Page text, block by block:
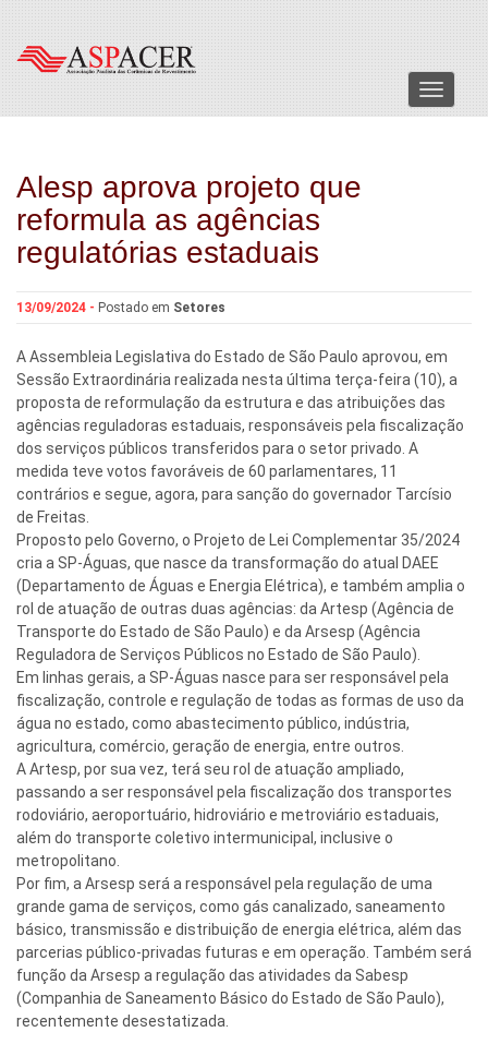
Menu
Alesp aprova projeto que
reformula as agências
regulatórias estaduais
13/09/2024 - Postado em Setores
A Assembleia Legislativa do Estado de São Paulo aprovou, em
Sessão Extraordinária realizada nesta última terça-feira (10), a
proposta de reformulação da estrutura e das atribuições das
agências reguladoras estaduais, responsáveis pela fiscalização
dos serviços públicos transferidos para o setor privado. A
medida teve votos favoráveis de 60 parlamentares, 11
contrários e segue, agora, para sanção do governador Tarcísio
de Freitas.
Proposto pelo Governo, o Projeto de Lei Complementar 35/2024
cria a SP-Águas, que nasce da transformação do atual DAEE
(Departamento de Águas e Energia Elétrica), e também amplia o
rol de atuação de outras duas agências: da Artesp (Agência de
Transporte do Estado de São Paulo) e da Arsesp (Agência
Reguladora de Serviços Públicos no Estado de São Paulo).
Em linhas gerais, a SP-Águas nasce para ser responsável pela
fiscalização, controle e regulação de todas as formas de uso da
água no estado, como abastecimento público, indústria,
agricultura, comércio, geração de energia, entre outros.
A Artesp, por sua vez, terá seu rol de atuação ampliado,
passando a ser responsável pela fiscalização dos transportes
rodoviário, aeroportuário, hidroviário e metroviário estaduais,
além do transporte coletivo intermunicipal, inclusive o
metropolitano.
Por fim, a Arsesp será a responsável pela regulação de uma
grande gama de serviços, como gás canalizado, saneamento
básico, transmissão e distribuição de energia elétrica, além das
parcerias público-privadas futuras e em operação. Também será
função da Arsesp a regulação das atividades da Sabesp
(Companhia de Saneamento Básico do Estado de São Paulo),
recentemente desestatizada.